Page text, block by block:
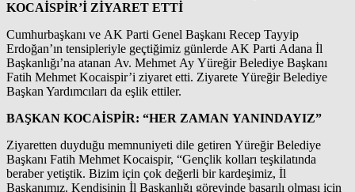
KOCAİSPİR’İ ZİYARET ETTİ
Cumhurbaşkanı ve AK Parti Genel Başkanı Recep Tayyip
Erdoğan’ın tensipleriyle geçtiğimiz günlerde AK Parti Adana İl
Başkanlığı’na atanan Av. Mehmet Ay Yüreğir Belediye Başkanı
Fatih Mehmet Kocaispir’i ziyaret etti. Ziyarete Yüreğir Belediye
Başkan Yardımcıları da eşlik ettiler.
BAŞKAN KOCAİSPİR: “HER ZAMAN YANINDAYIZ”
Ziyaretten duyduğu memnuniyeti dile getiren Yüreğir Belediye
Başkanı Fatih Mehmet Kocaispir, “Gençlik kolları teşkilatında
beraber yetiştik. Bizim için çok değerli bir kardeşimiz, İl
Başkanımız. Kendisinin İl Başkanlığı görevinde başarılı olması için